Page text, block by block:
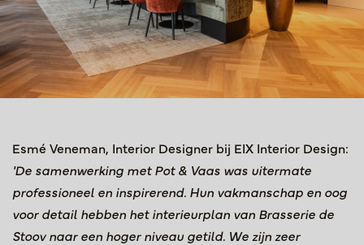
Esmé Veneman, Interior Designer bij EIX Interior Design:
'De samenwerking met Pot & Vaas was uitermate
professioneel en inspirerend. Hun vakmanschap en oog
voor detail hebben het interieurplan van Brasserie de
Stoov naar een hoger niveau getild. We zijn zeer